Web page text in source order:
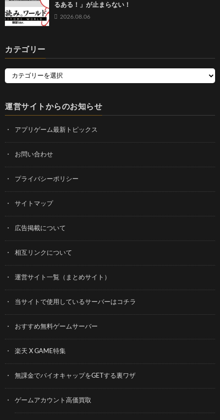
るある！」が止まらない！
2026.08.06
カテゴリー
運営サイトからのお知らせ
アプリゲーム最新トピックス
お問い合わせ
プライバシーポリシー
サイトマップ
広告掲載について
相互リンクについて
運営サイト一覧（まとめサイト）
当サイトで使用しているサーバーはコチラ
おすすめ無料ゲームサーバー
楽天 X GAME特集
無課金でバイオキャップをGETする裏ワザ
ゲームアカウント高価買取